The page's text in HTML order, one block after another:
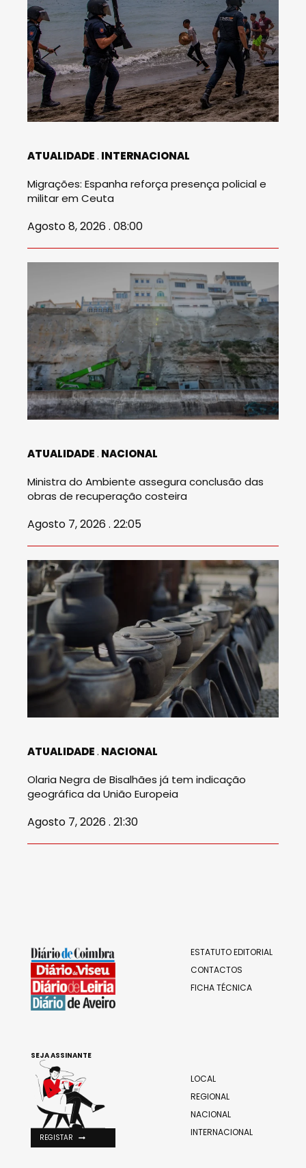
ATUALIDADE INTERNACIONAL
Migrações: Espanha reforça presença policial e
militar em Ceuta
Agosto 8, 2026 . 08:00
ATUALIDADE NACIONAL
Ministra do Ambiente assegura conclusão das
obras de recuperação costeira
Agosto 7, 2026 . 22:05
ATUALIDADE NACIONAL
Olaria Negra de Bisalhães já tem indicação
geográfica da União Europeia
Agosto 7, 2026 . 21:30
ESTATUTO EDITORIAL
CONTACTOS
FICHA TÉCNICA
LOCAL
REGIONAL
NACIONAL
INTERNACIONAL
SEJA ASSINANTE
REGISTAR